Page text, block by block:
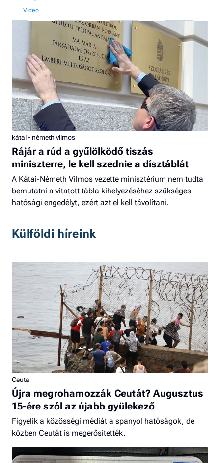
kátai - németh vilmos
Rájár a rúd a gyűlölködő tiszás
miniszterre, le kell szednie a dísztáblát
A Kátai-Németh Vilmos vezette minisztérium nem tudta
bemutatni a vitatott tábla kihelyezéséhez szükséges
hatósági engedélyt, ezért azt el kell távolítani.
Külföldi híreink
Ceuta
Újra megrohamozzák Ceutát? Augusztus
15-ére szól az újabb gyülekező
Figyelik a közösségi médiát a spanyol hatóságok, de
közben Ceutát is megerősítették.